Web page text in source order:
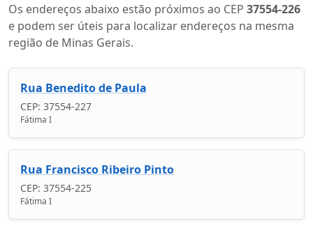
Os endereços abaixo estão próximos ao CEP 37554-226
e podem ser úteis para localizar endereços na mesma
região de Minas Gerais.
Rua Benedito de Paula
CEP: 37554-227
Fátima I
Rua Francisco Ribeiro Pinto
CEP: 37554-225
Fátima I